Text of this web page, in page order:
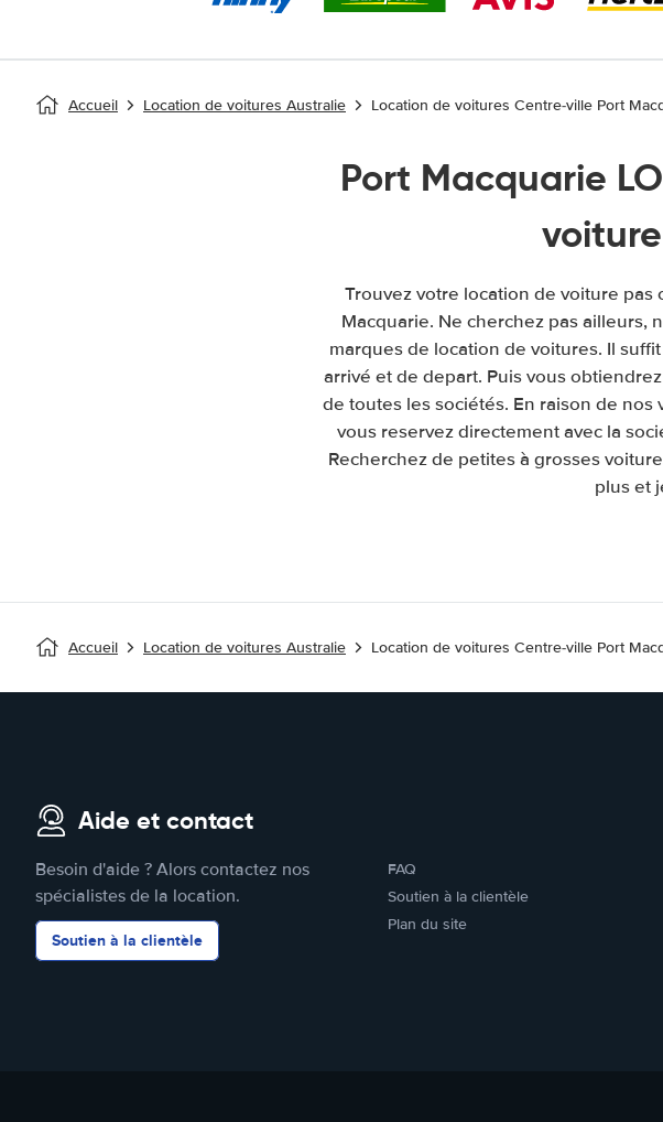
Accueil Location de voitures Australie Location de voitures Centre-ville Port
Port Macquarie
Trouvez votre location de voiture pas
Macquarie. Ne cherchez pas ailleurs,
marques de location de voitures. Il
arrivé et de depart. Puis vous
de toutes les sociétés. En raison de
vous reservez directement avec la
Recherchez de petites à grosses
plus et
Accueil Location de voitures Australie Location de voitures Centre-ville Port
Aide et contact
Besoin d'aide ? Alors contactez nos
spécialistes de la location.
Soutien à la clientèle
FAQ
Soutien à la clientèle
Plan du site